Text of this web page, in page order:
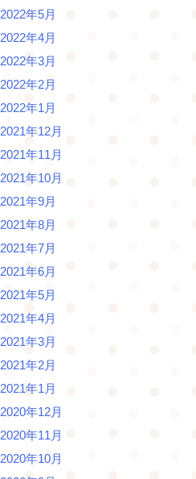
2022年5月
2022年4月
2022年3月
2022年2月
2022年1月
2021年12月
2021年11月
2021年10月
2021年9月
2021年8月
2021年7月
2021年6月
2021年5月
2021年4月
2021年3月
2021年2月
2021年1月
2020年12月
2020年11月
2020年10月